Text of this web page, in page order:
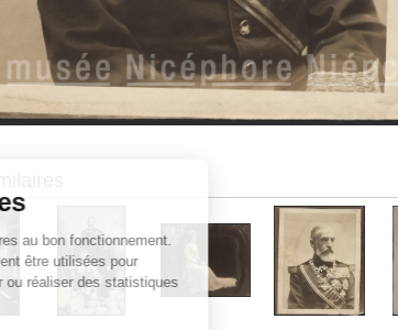
au bon fonctionnement.
être utilisées pour
ou réaliser des statistiques